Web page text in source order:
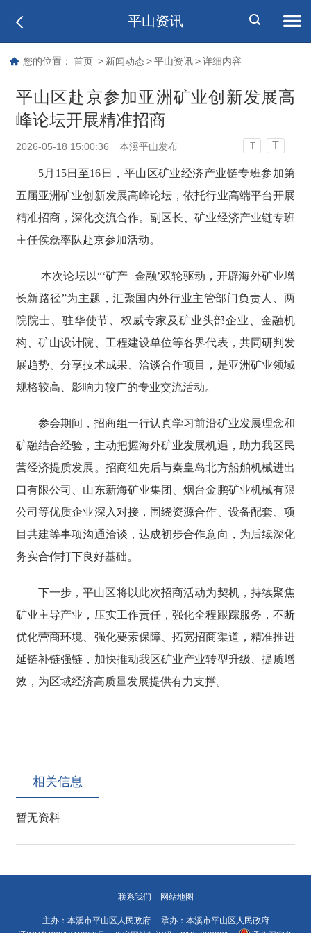
平山资讯
您的位置： 首页 > 新闻动态 > 平山资讯 > 详细内容
平山区赴京参加亚洲矿业创新发展高
峰论坛开展精准招商
2026-05-18 15:00:36 本溪平山发布 T T
5月15日至16日，平山区矿业经济产业链专班参加第
五届亚洲矿业创新发展高峰论坛，依托行业高端平台开展
精准招商，深化交流合作。副区长、矿业经济产业链专班
主任侯磊率队赴京参加活动。
本次论坛以“‘矿产+金融’双轮驱动，开辟海外矿业增
长新路径”为主题，汇聚国内外行业主管部门负责人、两
院院士、驻华使节、权威专家及矿业头部企业、金融机
构、矿山设计院、工程建设单位等各界代表，共同研判发
展趋势、分享技术成果、洽谈合作项目，是亚洲矿业领域
规格较高、影响力较广的专业交流活动。
参会期间，招商组一行认真学习前沿矿业发展理念和
矿融结合经验，主动把握海外矿业发展机遇，助力我区民
营经济提质发展。招商组先后与秦皇岛北方船舶机械进出
口有限公司、山东新海矿业集团、烟台金鹏矿业机械有限
公司等优质企业深入对接，围绕资源合作、设备配套、项
目共建等事项沟通洽谈，达成初步合作意向，为后续深化
务实合作打下良好基础。
下一步，平山区将以此次招商活动为契机，持续聚焦
矿业主导产业，压实工作责任，强化全程跟踪服务，不断
优化营商环境、强化要素保障、拓宽招商渠道，精准推进
延链补链强链，加快推动我区矿业产业转型升级、提质增
效，为区域经济高质量发展提供有力支撑。
相关信息
暂无资料
联系我们 网站地图
主办：本溪市平山区人民政府 承办：本溪市平山区人民政府